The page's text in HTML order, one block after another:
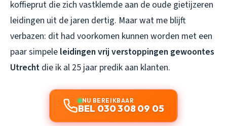
koffieprut die zich vastklemde aan de oude gietijzeren
leidingen uit de jaren dertig. Maar wat me blijft
verbazen: dit had voorkomen kunnen worden met een
paar simpele leidingen vrij verstoppingen gewoontes
Utrecht die ik al 25 jaar predik aan klanten.
NU BEREIKBAAR
BEL 030 308 09 05